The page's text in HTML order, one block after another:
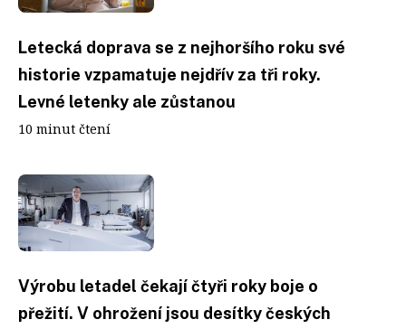
Letecká doprava se z nejhoršího roku své
historie vzpamatuje nejdřív za tři roky.
Levné letenky ale zůstanou
10 minut čtení
Výrobu letadel čekají čtyři roky boje o
přežití. V ohrožení jsou desítky českých